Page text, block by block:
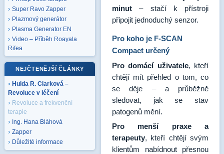
Super Ravo Zapper
Plazmový generátor
Plasma Generator EN
Video – Příběh Roayala
Rifea
NEJČTENĚJŠÍ ČLÁNKY
Hulda R. Clarková –
Revoluce v léčení
Revoluce a frekvenční
terapie
Ing. Hana Bláhová
Zapper
Důležité informace
minut – stačí k přístroji
připojit jednoduchý senzor.
Pro koho je F-SCAN
Compact určený
Pro domácí uživatele, kteří
chtějí mít přehled o tom, co
se děje – a průběžně
sledovat, jak se stav
patogenů mění.
Pro menší praxe a
terapeuty, kteří chtějí svým
klientům nabídnout přesnou